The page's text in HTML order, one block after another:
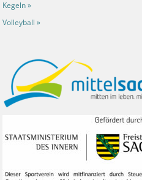
Kegeln »
Volleyball »